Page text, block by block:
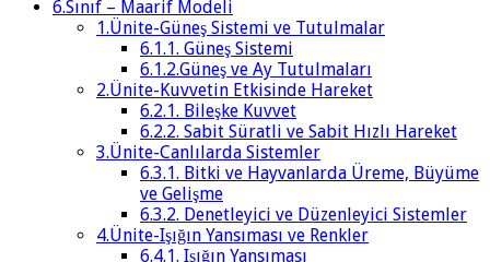
6.Sınıf – Maarif Modeli
1.Ünite-Güneş Sistemi ve Tutulmalar
6.1.1. Güneş Sistemi
6.1.2.Güneş ve Ay Tutulmaları
2.Ünite-Kuvvetin Etkisinde Hareket
6.2.1. Bileşke Kuvvet
6.2.2. Sabit Süratli ve Sabit Hızlı Hareket
3.Ünite-Canlılarda Sistemler
6.3.1. Bitki ve Hayvanlarda Üreme, Büyüme
ve Gelişme
6.3.2. Denetleyici ve Düzenleyici Sistemler
4.Ünite-Işığın Yansıması ve Renkler
6.4.1. Işığın Yansıması